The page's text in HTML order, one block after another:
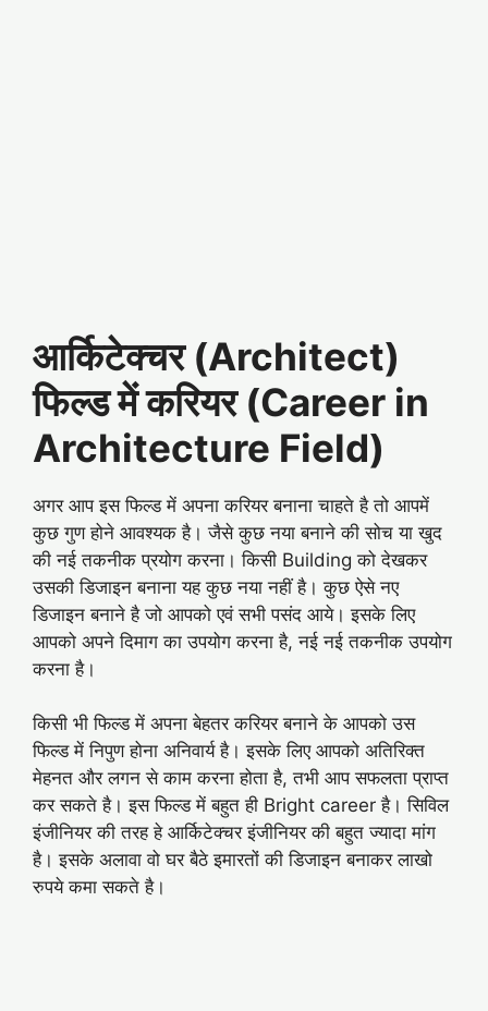
आर्किटेक्चर (Architect)
फिल्ड में करियर (Career in
Architecture Field)
अगर आप इस फिल्ड में अपना करियर बनाना चाहते है तो आपमें
कुछ गुण होने आवश्यक है। जैसे कुछ नया बनाने की सोच या खुद
की नई तकनीक प्रयोग करना। किसी Building को देखकर
उसकी डिजाइन बनाना यह कुछ नया नहीं है। कुछ ऐसे नए
डिजाइन बनाने है जो आपको एवं सभी पसंद आये। इसके लिए
आपको अपने दिमाग का उपयोग करना है, नई नई तकनीक उपयोग
करना है।
किसी भी फिल्ड में अपना बेहतर करियर बनाने के आपको उस
फिल्ड में निपुण होना अनिवार्य है। इसके लिए आपको अतिरिक्त
मेहनत और लगन से काम करना होता है, तभी आप सफलता प्राप्त
कर सकते है। इस फिल्ड में बहुत ही Bright career है। सिविल
इंजीनियर की तरह हे आर्किटेक्चर इंजीनियर की बहुत ज्यादा मांग
है। इसके अलावा वो घर बैठे इमारतों की डिजाइन बनाकर लाखो
रुपये कमा सकते है।